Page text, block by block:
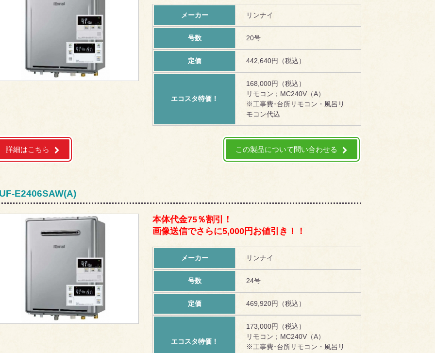
メーカー リンナイ
号数 20号
定価 442,640円（税込）
エコスタ特価！
168,000円（税込）
リモコン；MC240V（A）
※工事費･台所リモコン・風呂リ
モコン代込
詳細はこちら この製品について問い合わせる
E2406SAW(A)
本体代金75％割引！
画像送信でさらに5,000円お値引き！！
メーカー リンナイ
号数 24号
定価 469,920円（税込）
エコスタ特価！
173,000円（税込）
リモコン；MC240V（A）
※工事費･台所リモコン・風呂リ